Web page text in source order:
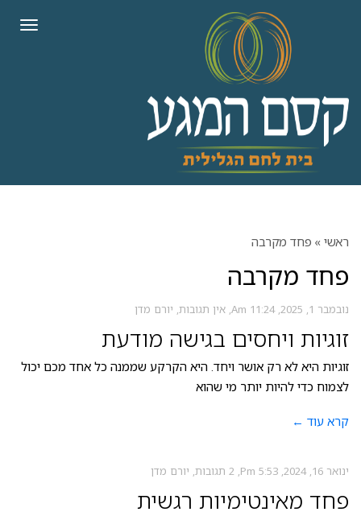
ראשי » פחד מקרבה
פחד מקרבה
נובמבר 1, 2025 11:24 Am אין תגובות יורם מדן
זוגיות ויחסים בגישה מודעת
זוגיות היא לא רק אושר ויחד. היא הקרקע שממנה כל אחד מכם יכול
לצמוח כדי להיות יותר מי שהוא
קרא עוד ←
ינואר 16, 2024 5:53 Pm 2 תגובות יורם מדן
פחד מאינטימיות רגשית